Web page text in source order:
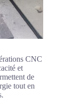
CNC
et
de
tout en